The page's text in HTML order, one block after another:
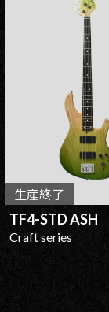
生産終了
TF4-STD ASH
Craft series